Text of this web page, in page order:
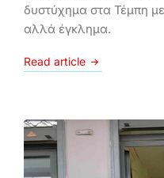
δυστύχημα στα Τέμπη
αλλά έγκλημα.
Read article